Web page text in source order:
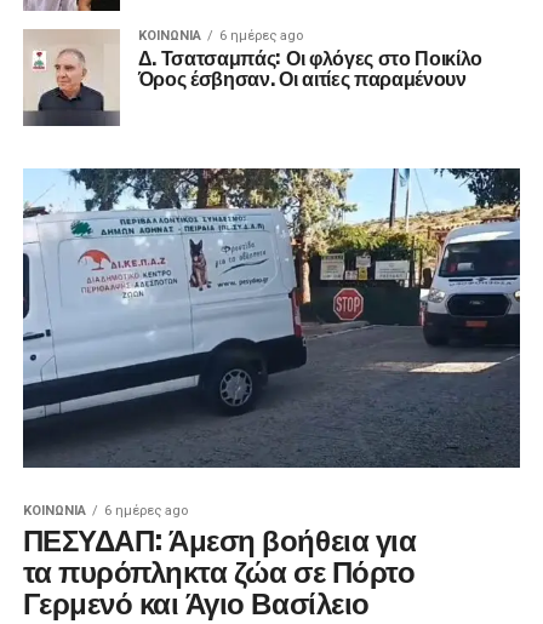
ΚΟΙΝΩΝΊΑ 6 ημέρες ago
Δ. Τσατσαμπάς: Οι φλόγες στο Ποικίλο
Όρος έσβησαν. Οι αιτίες παραμένουν
ΚΟΙΝΩΝΊΑ 6 ημέρες ago
ΠΕΣΥΔΑΠ: Άμεση βοήθεια για
τα πυρόπληκτα ζώα σε Πόρτο
Γερμενό και Άγιο Βασίλειο